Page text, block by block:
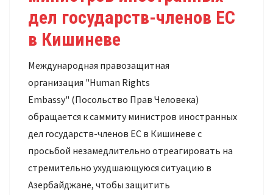
дел государств-членов ЕС
в Кишиневе
Международная правозащитная
организация "Human Rights
Embassy" (Посольство Прав Человека)
обращается к саммиту министров иностранных
дел государств-членов ЕС в Кишиневе с
просьбой незамедлительно отреагировать на
стремительно ухудшающуюся ситуацию в
Азербайджане, чтобы защитить